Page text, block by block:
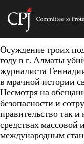
Skip
to
content
Осуждение троих
году в г. Алматы
журналиста
в мрачной истории
Несмотря на
безопасности и
правительство так
средствах
международным